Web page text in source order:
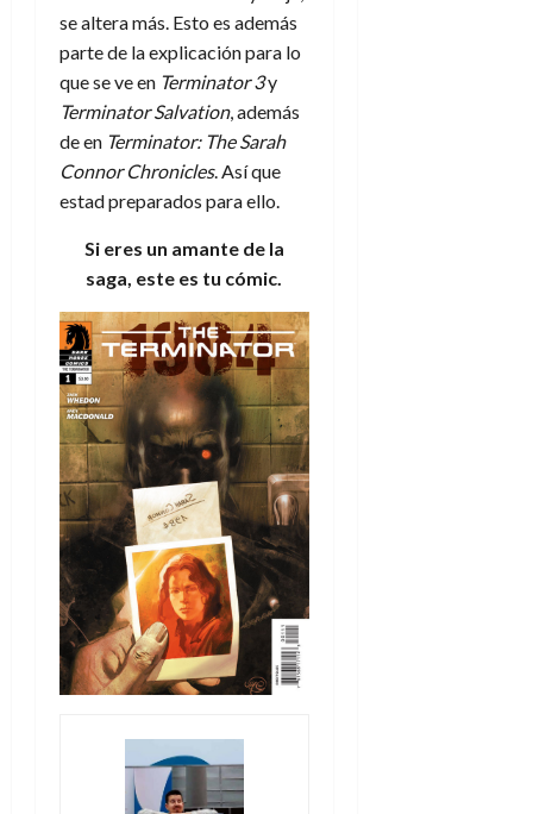
se altera más. Esto es además
parte de la explicación para lo
que se ve en Terminator 3y
Terminator Salvation, además
de en Terminator: The Sarah
Connor Chronicles. Así que
estad preparados para ello.
Si eres un amante de la
saga, este es tu cómic.